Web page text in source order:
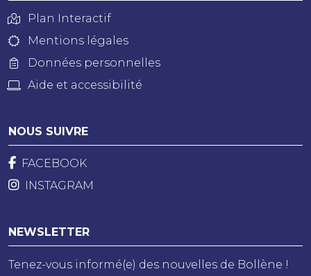
Plan Interactif
Mentions légales
Données personnelles
Aide et accessibilité
NOUS SUIVRE
FACEBOOK
INSTAGRAM
NEWSLETTER
Tenez-vous informé(e) des nouvelles de Bollène !